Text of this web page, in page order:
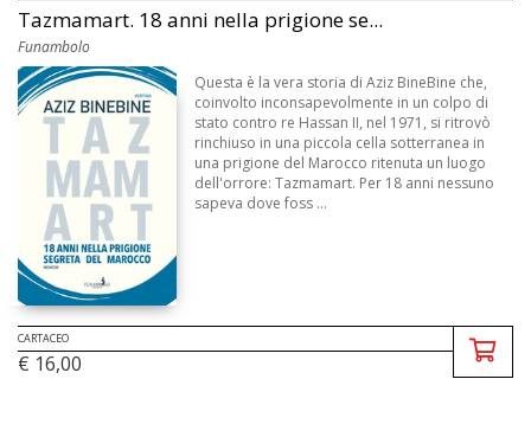
Tazmamart. 18 anni nella prigione se...
Funambolo
Questa è la vera storia di Aziz BineBine che,
coinvolto inconsapevolmente in un colpo di
stato contro re Hassan II, nel 1971, si ritrovò
rinchiuso in una piccola cella sotterranea in
una prigione del Marocco ritenuta un luogo
dell'orrore: Tazmamart. Per 18 anni nessuno
sapeva dove foss ...
CARTACEO
€ 16,00